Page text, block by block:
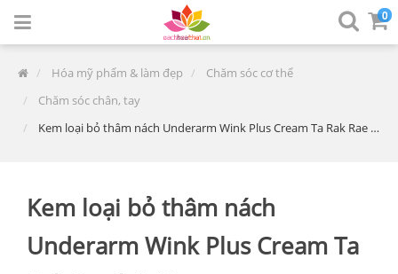
0
Hóa mỹ phẩm & làm đẹp
Chăm sóc cơ thể
Chăm sóc chân, tay
Kem loại bỏ thâm nách Underarm Wink Plus Cream Ta Rak Rae hũ 10gr
Kem loại bỏ thâm nách
Underarm Wink Plus Cream Ta